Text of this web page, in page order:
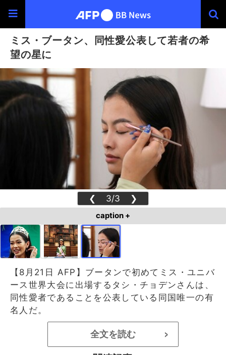
ミス・ブータン、同性愛公表して若者の希
望の星に
❮ 3/3 ❯
caption +
【8月21日 AFP】ブータンで初めてミス・ユニバ
ース世界大会に出場するタシ・チョデンさんは、
同性愛者であることを公表している同国唯一の有
名人だ。
全文を読む >